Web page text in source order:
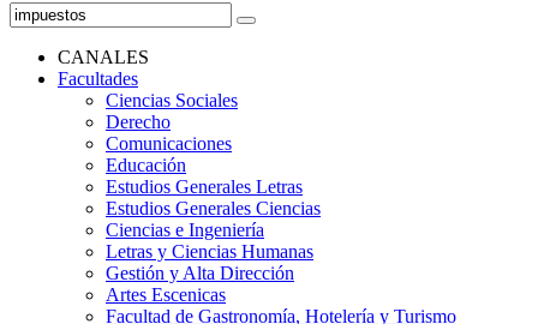
CANALES
Facultades
Ciencias Sociales
Derecho
Comunicaciones
Educación
Estudios Generales Letras
Estudios Generales Ciencias
Ciencias e Ingeniería
Letras y Ciencias Humanas
Gestión y Alta Dirección
Artes Escenicas
Facultad de Gastronomía, Hotelería y Turismo